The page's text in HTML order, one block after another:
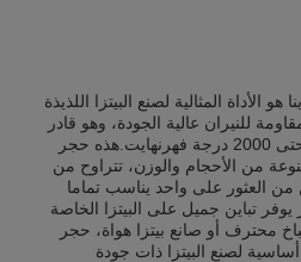
هو الأداة المثالية لصنع البيتزا اللذيذة
للنيران عالية الجودة، وهو قادر
على تحمل الصدمة الحرارية حتى 2000 درجة فهرنهايت.هذه حجر
من الأحجام والوزن، تتراوح من
تتمكن من العثور على واحد يناسب تماما
تباين جميل على البيتزا الخاصة
محترف أو صانع بيتزا هواة، حجر
أساسية لصنع البيتزا ذات جودة